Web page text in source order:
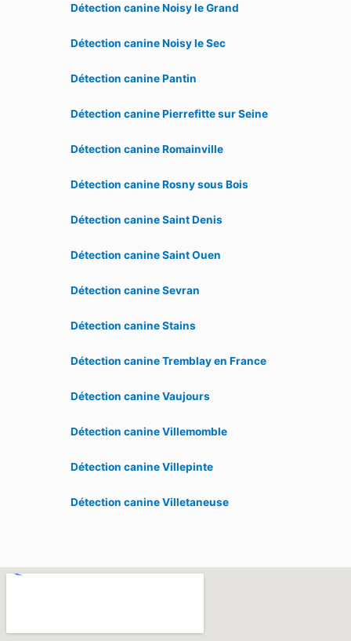
Détection canine Noisy le Grand
Détection canine Noisy le Sec
Détection canine Pantin
Détection canine Pierrefitte sur Seine
Détection canine Romainville
Détection canine Rosny sous Bois
Détection canine Saint Denis
Détection canine Saint Ouen
Détection canine Sevran
Détection canine Stains
Détection canine Tremblay en France
Détection canine Vaujours
Détection canine Villemomble
Détection canine Villepinte
Détection canine Villetaneuse